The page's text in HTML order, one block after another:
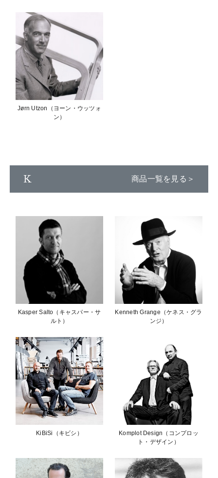
Jørn Utzon（ヨーン・ウッツォ
ン）
K 商品一覧を見る＞
Kasper Salto（キャスパー・サ
ルト）
Kenneth Grange（ケネス・グラ
ンジ）
KiBiSi（キビシ）
Komplot Design（コンプロッ
ト・デザイン）